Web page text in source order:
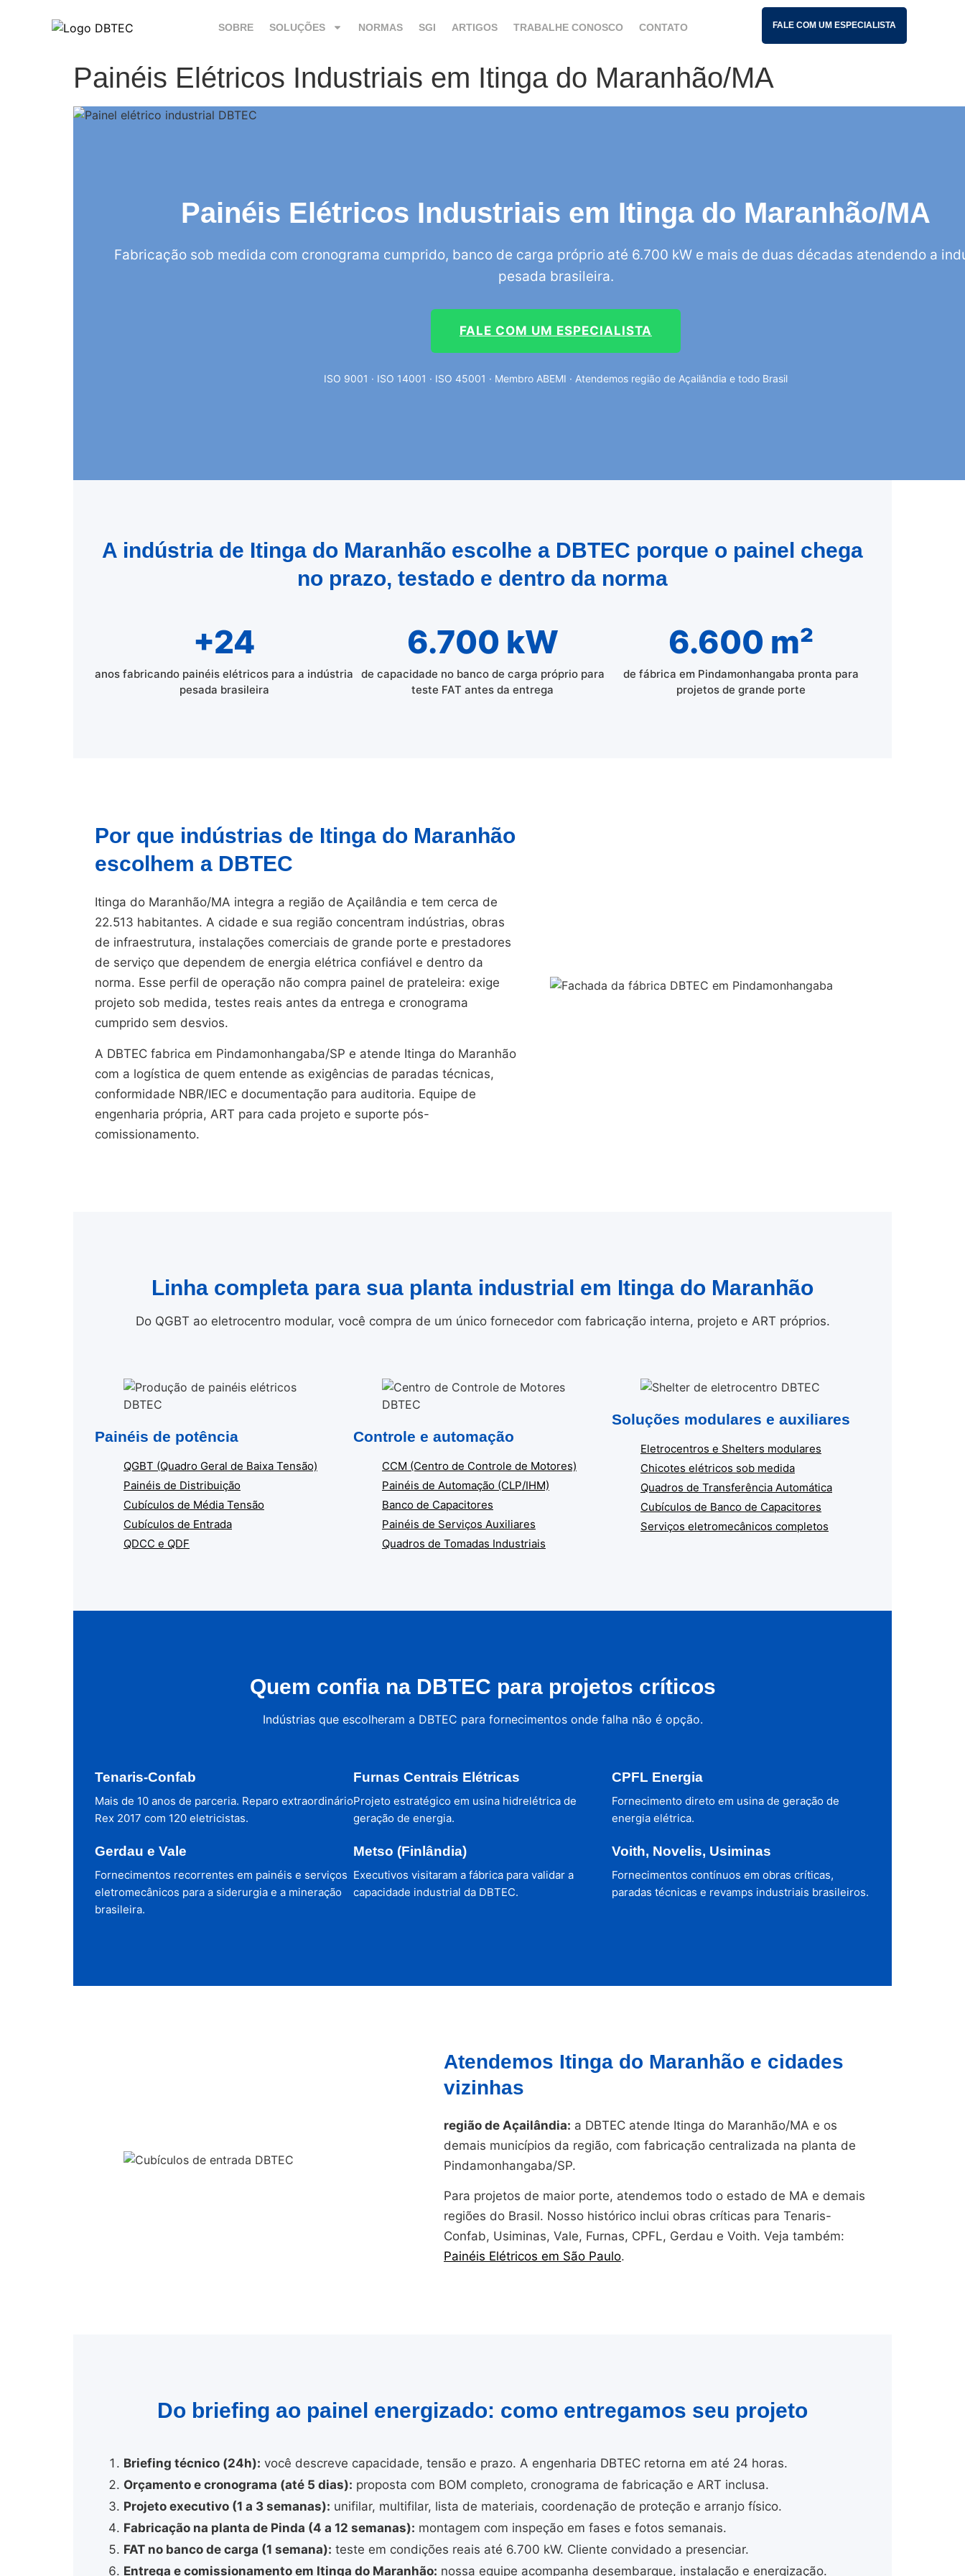
SOBRE SOLUÇÕES NORMAS SGI ARTIGOS TRABALHE CONOSCO CONTATO FALE COM UM ESPECIALISTA
Painéis Elétricos Industriais em Itinga do Maranhão/MA
Painéis Elétricos Industriais em Itinga do Maranhão/MA
Fabricação sob medida com cronograma cumprido, banco de carga próprio até 6.700 kW e mais de duas décadas atendendo a
pesada brasileira.
FALE COM UM ESPECIALISTA
ISO 9001 · ISO 14001 · ISO 45001 · Membro ABEMI · Atendemos região de Açailândia e todo Brasil
A indústria de Itinga do Maranhão escolhe a DBTEC porque o painel chega
no prazo, testado e dentro da norma
+24
anos fabricando painéis elétricos para a indústria
pesada brasileira
6.700 kW
de capacidade no banco de carga próprio para
teste FAT antes da entrega
6.600 m²
de fábrica em Pindamonhangaba pronta para
projetos de grande porte
Por que indústrias de Itinga do Maranhão
escolhem a DBTEC
Itinga do Maranhão/MA integra a região de Açailândia e tem cerca de
22.513 habitantes. A cidade e sua região concentram indústrias, obras
de infraestrutura, instalações comerciais de grande porte e prestadores
de serviço que dependem de energia elétrica confiável e dentro da
norma. Esse perfil de operação não compra painel de prateleira: exige
projeto sob medida, testes reais antes da entrega e cronograma
cumprido sem desvios.
A DBTEC fabrica em Pindamonhangaba/SP e atende Itinga do Maranhão
com a logística de quem entende as exigências de paradas técnicas,
conformidade NBR/IEC e documentação para auditoria. Equipe de
engenharia própria, ART para cada projeto e suporte pós-
comissionamento.
Linha completa para sua planta industrial em Itinga do Maranhão
Do QGBT ao eletrocentro modular, você compra de um único fornecedor com fabricação interna, projeto e ART próprios.
Painéis de potência
QGBT (Quadro Geral de Baixa Tensão)
Painéis de Distribuição
Cubículos de Média Tensão
Cubículos de Entrada
QDCC e QDF
Controle e automação
CCM (Centro de Controle de Motores)
Painéis de Automação (CLP/IHM)
Banco de Capacitores
Painéis de Serviços Auxiliares
Quadros de Tomadas Industriais
Soluções modulares e auxiliares
Eletrocentros e Shelters modulares
Chicotes elétricos sob medida
Quadros de Transferência Automática
Cubículos de Banco de Capacitores
Serviços eletromecânicos completos
Quem confia na DBTEC para projetos críticos
Indústrias que escolheram a DBTEC para fornecimentos onde falha não é opção.
Tenaris-Confab
Mais de 10 anos de parceria. Reparo extraordinário
Rex 2017 com 120 eletricistas.
Furnas Centrais Elétricas
Projeto estratégico em usina hidrelétrica de
geração de energia.
CPFL Energia
Fornecimento direto em usina de geração de
energia elétrica.
Gerdau e Vale
Fornecimentos recorrentes em painéis e serviços
eletromecânicos para a siderurgia e a mineração
brasileira.
Metso (Finlândia)
Executivos visitaram a fábrica para validar a
capacidade industrial da DBTEC.
Voith, Novelis, Usiminas
Fornecimentos contínuos em obras críticas,
paradas técnicas e revamps industriais brasileiros.
Atendemos Itinga do Maranhão e cidades
vizinhas
região de Açailândia: a DBTEC atende Itinga do Maranhão/MA e os
demais municípios da região, com fabricação centralizada na planta de
Pindamonhangaba/SP.
Para projetos de maior porte, atendemos todo o estado de MA e demais
regiões do Brasil. Nosso histórico inclui obras críticas para Tenaris-
Confab, Usiminas, Vale, Furnas, CPFL, Gerdau e Voith. Veja também:
Painéis Elétricos em São Paulo.
Do briefing ao painel energizado: como entregamos seu projeto
Briefing técnico (24h): você descreve capacidade, tensão e prazo. A engenharia DBTEC retorna em até 24 horas.
Orçamento e cronograma (até 5 dias): proposta com BOM completo, cronograma de fabricação e ART inclusa.
Projeto executivo (1 a 3 semanas): unifilar, multifilar, lista de materiais, coordenação de proteção e arranjo físico.
Fabricação na planta de Pinda (4 a 12 semanas): montagem com inspeção em fases e fotos semanais.
FAT no banco de carga (1 semana): teste em condições reais até 6.700 kW. Cliente convidado a presenciar.
Entrega e comissionamento em Itinga do Maranhão: nossa equipe acompanha desembarque, instalação e energização.